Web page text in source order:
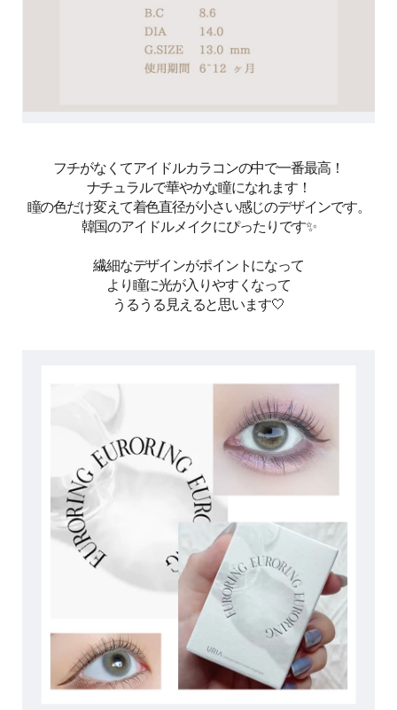
フチがなくてアイドルカラコンの中で一番最高！
ナチュラルで華やかな瞳になれます！
瞳の色だけ変えて着色直径が小さい感じのデザインです。
韓国のアイドルメイクにぴったりです✨
繊細なデザインがポイントになって
より瞳に光が入りやすくなって
うるうる見えると思います🤍